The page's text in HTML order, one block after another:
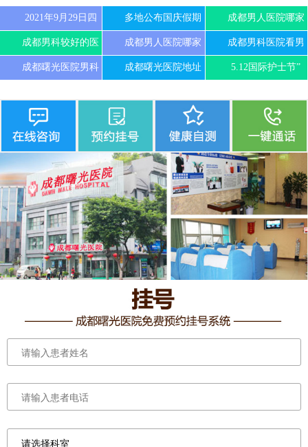
2021年9月29日四 多地公布国庆假期 成都男人医院哪家
成都男科较好的医 成都男人医院哪家 成都男科医院看男
成都曙光医院男科 成都曙光医院地址 5.12国际护士节”